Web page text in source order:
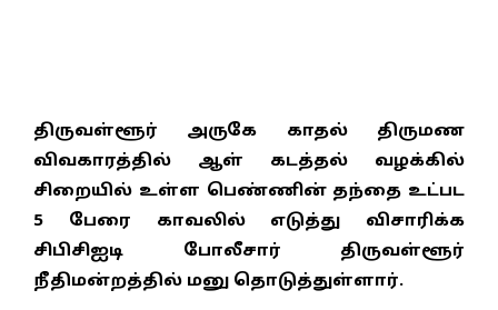
திருவள்ளூர் அருகே காதல் திருமண
விவகாரத்தில் ஆள் கடத்தல் வழக்கில்
சிறையில் உள்ள பெண்ணின் தந்தை உட்பட
5 பேரை காவலில் எடுத்து விசாரிக்க
சிபிசிஐடி போலீசார் திருவள்ளூர்
நீதிமன்றத்தில் மனு தொடுத்துள்ளார்.